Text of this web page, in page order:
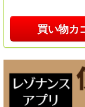
買い物カ